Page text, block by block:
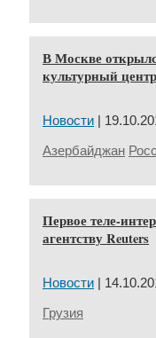
В Москве
культурный центр
Новости |
Азербайджан
Первое теле-
агентству Reuters
Новости |
Грузия